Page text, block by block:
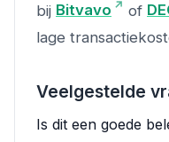
bij Bitvavo of
lage
Veelgestelde
Is dit een goede